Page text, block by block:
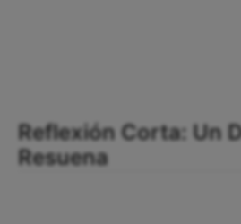
Reflexión Corta: Un
Resuena